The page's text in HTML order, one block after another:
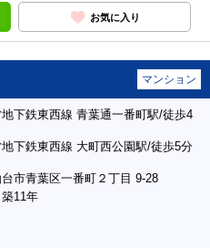
お気に入り
マンション
下鉄東西線 青葉通一番町駅/徒歩4
下鉄東西線 大町西公園駅/徒歩5分
市青葉区一番町２丁目 9-28
11年